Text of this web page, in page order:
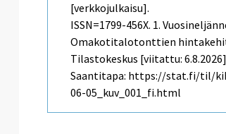
[verkkojulkaisu].
ISSN=1799-456X. 1.
Omakotitalotonttien
Tilastokeskus [viitattu:
Saantitapa: https://stat.fi/til/
06-05_kuv_001_fi.html